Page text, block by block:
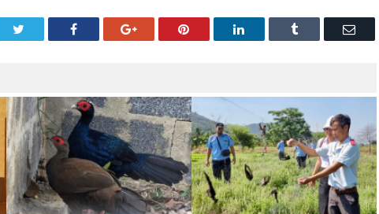
Twitter Facebook Google+ Pinterest LinkedIn Tumblr Email